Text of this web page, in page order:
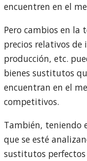
encuentren en el
Pero cambios en la
precios relativos de
producción, etc.
bienes sustitutos
encuentran en el
competitivos.
También, teniendo
que se esté
sustitutos perfectos